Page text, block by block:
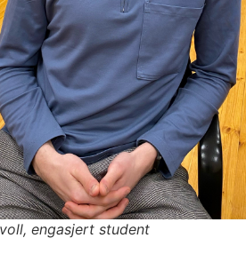
engasjert student